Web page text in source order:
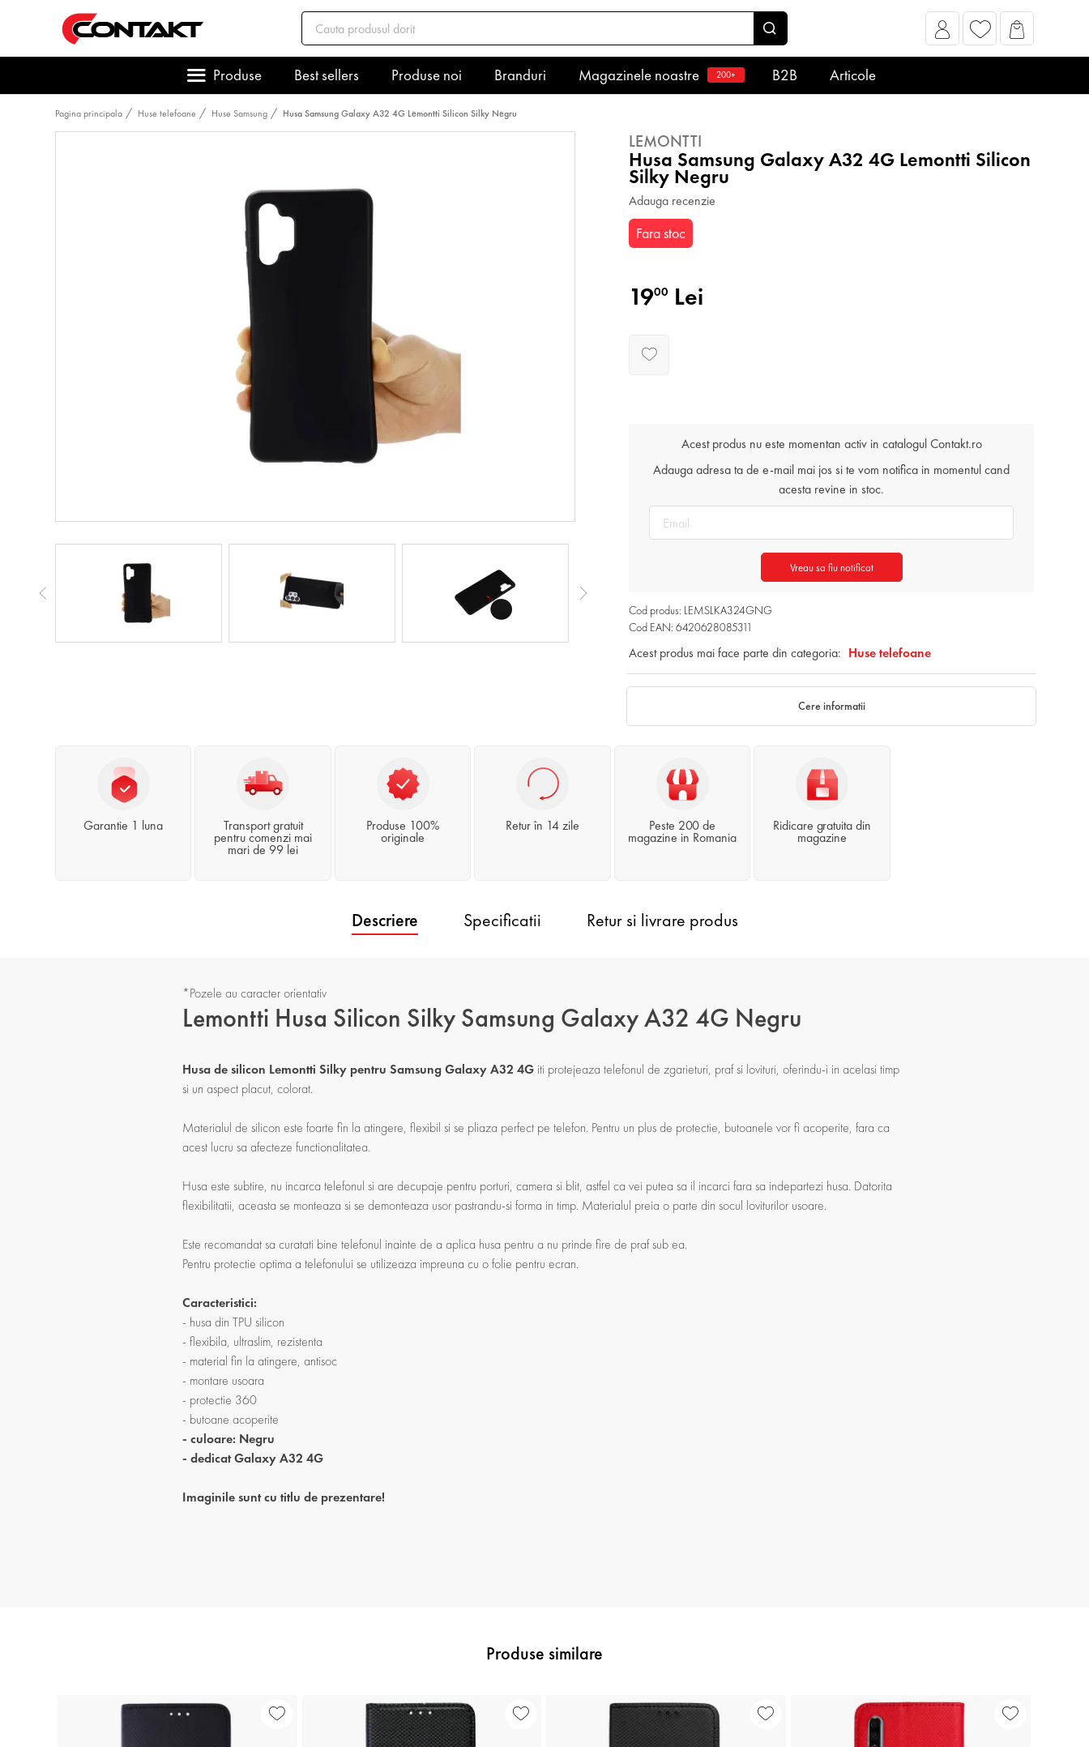
Produse Best sellers Produse noi Branduri Magazinele noastre 200+ B2B Articole
Pagina principala Huse telefoane Huse Samsung Husa Samsung Galaxy A32 4G Lemontti Silicon Silky Negru
LEMONTTI
Husa Samsung Galaxy A32 4G Lemontti Silicon
Silky Negru
Adauga recenzie
Fara stoc
1900 Lei
Acest produs nu este momentan activ in catalogul Contakt.ro
Adauga adresa ta de e-mail mai jos si te vom notifica in momentul cand
acesta revine in stoc.
Vreau sa fiu notificat
Cod produs: LEMSLKA324GNG
Cod EAN: 6420628085311
Acest produs mai face parte din categoria: Huse telefoane
Cere informatii
Garantie 1 luna Transport gratuit
pentru comenzi mai
mari de 99 lei
Produse 100%
originale
Retur în 14 zile Peste 200 de
magazine in Romania
Ridicare gratuita din
magazine
Descriere Specificatii Retur si livrare produs
*Pozele au caracter orientativ
Lemontti Husa Silicon Silky Samsung Galaxy A32 4G Negru
Husa de silicon Lemontti Silky pentru Samsung Galaxy A32 4G iti protejeaza telefonul de zgarieturi, praf si lovituri, oferindu-i in acelasi timp
si un aspect placut, colorat.
Materialul de silicon este foarte fin la atingere, flexibil si se pliaza perfect pe telefon. Pentru un plus de protectie, butoanele vor fi acoperite, fara ca
acest lucru sa afecteze functionalitatea.
Husa este subtire, nu incarca telefonul si are decupaje pentru porturi, camera si blit, astfel ca vei putea sa il incarci fara sa indepartezi husa. Datorita
flexibilitatii, aceasta se monteaza si se demonteaza usor pastrandu-si forma in timp. Materialul preia o parte din socul loviturilor usoare.
Este recomandat sa curatati bine telefonul inainte de a aplica husa pentru a nu prinde fire de praf sub ea.
Pentru protectie optima a telefonului se utilizeaza impreuna cu o folie pentru ecran.
Caracteristici:
- husa din TPU silicon
- flexibila, ultraslim, rezistenta
- material fin la atingere, antisoc
- montare usoara
- protectie 360
- butoane acoperite
- culoare: Negru
- dedicat Galaxy A32 4G
Imaginile sunt cu titlu de prezentare!
Produse similare